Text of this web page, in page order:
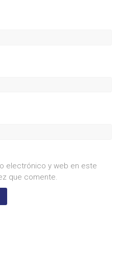
electrónico y web en este
que comente.